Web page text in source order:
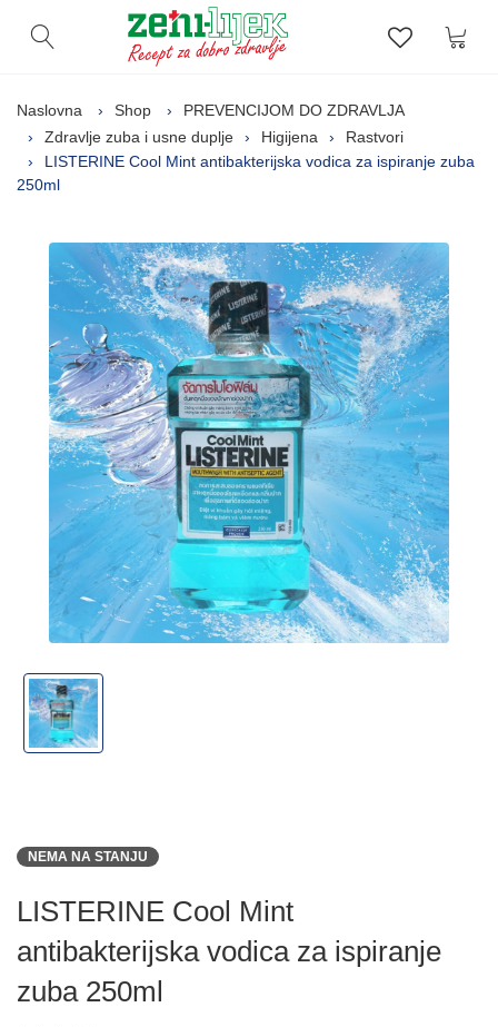
Otvori pretragu Lista
Naslovna Shop
PREVENCIJOM DO ZDRAVLJA
Zdravlje zuba i usne duplje
Higijena
Rastvori
LISTERINE Cool Mint antibakterijska vodica za ispiranje zuba
250ml
NEMA NA STANJU
LISTERINE Cool Mint
antibakterijska vodica za ispiranje
zuba 250ml